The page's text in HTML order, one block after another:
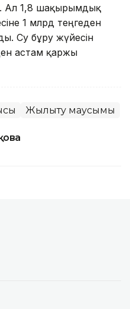
Ал 1,8 шақырымдық
1 млрд теңгеден
Су бұру жүйесін
астам қаржы
Жылыту маусымы